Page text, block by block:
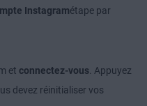
Instagramétape par
et connectez-vous . Appuyez
devez réinitialiser vos